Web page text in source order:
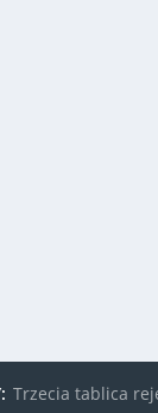
Trzecia tablica